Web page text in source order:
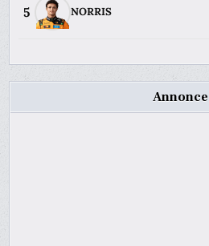
5 NORRIS
Annonce